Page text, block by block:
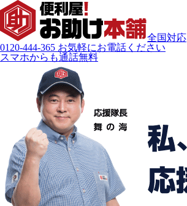
全国対応
0120-444-365 お気軽にお電話ください
スマホからも通話無料